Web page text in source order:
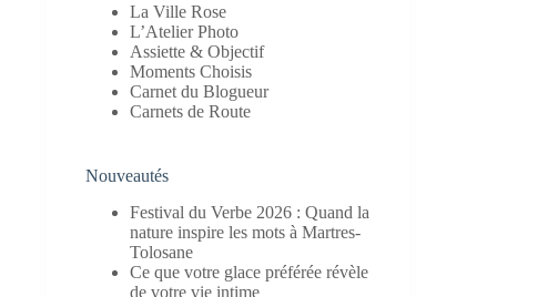
La Ville Rose
L’Atelier Photo
Assiette & Objectif
Moments Choisis
Carnet du Blogueur
Carnets de Route
Nouveautés
Festival du Verbe 2026 : Quand la
nature inspire les mots à Martres-
Tolosane
Ce que votre glace préférée révèle
de votre vie intime